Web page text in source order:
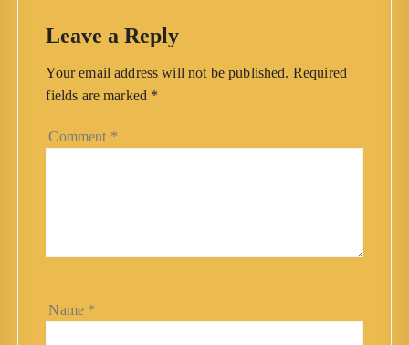
Leave a Reply
Your email address will not be published. Required
fields are marked *
Comment *
Name *